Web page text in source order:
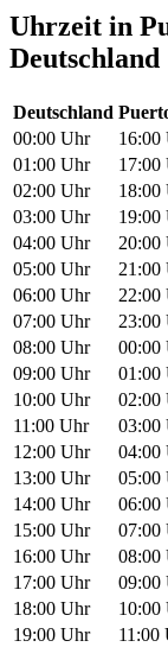
Uhrzeit in
Deutschland
Deutschland
00:00 Uhr
16:00
01:00 Uhr
17:00
02:00 Uhr
18:00
03:00 Uhr
19:00
04:00 Uhr
20:00
05:00 Uhr
21:00
06:00 Uhr
22:00
07:00 Uhr
23:00
08:00 Uhr
00:00
09:00 Uhr
01:00
10:00 Uhr
02:00
11:00 Uhr
03:00
12:00 Uhr
04:00
13:00 Uhr
05:00
14:00 Uhr
06:00
15:00 Uhr
07:00
16:00 Uhr
08:00
17:00 Uhr
09:00
18:00 Uhr
10:00
19:00 Uhr
11:00